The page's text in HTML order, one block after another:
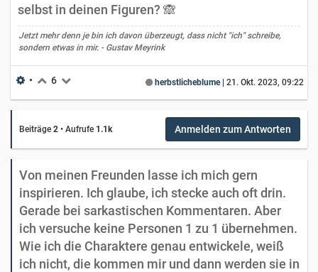
selbst in deinen Figuren? 🙈
Jetzt mehr denn je bin ich davon überzeugt, dass nicht "ich" schreibe,
sondern etwas in mir. - Gustav Meyrink
herbstlicheblume| 21. Okt. 2023, 09:22
• 6
Beiträge 2 • Aufrufe 1.1k Anmelden zum Antworten
Von meinen Freunden lasse ich mich gern
inspirieren. Ich glaube, ich stecke auch oft drin.
Gerade bei sarkastischen Kommentaren. Aber
ich versuche keine Personen 1 zu 1 übernehmen.
Wie ich die Charaktere genau entwickele, weiß
ich nicht, die kommen mir und dann werden sie in